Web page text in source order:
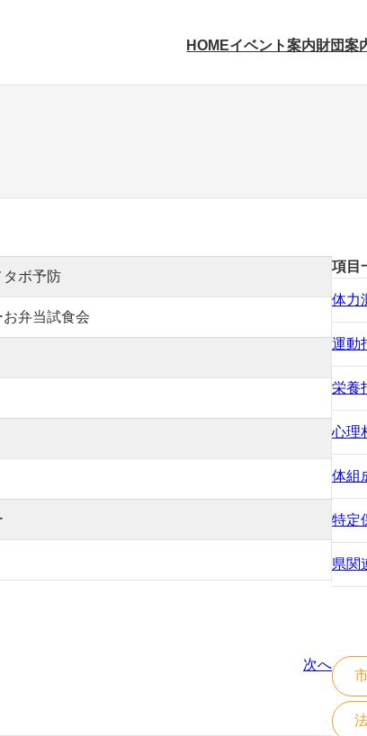
HOMEイベント案内財団案
ボ予防
弁当試食会
次へ
項目
体力
運動
栄養
心理
体組
特定
県関